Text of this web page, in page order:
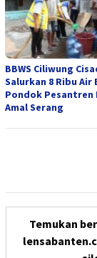
BBWS Ciliwung
Salurkan 8 Ribu Air
Pondok Pesantren
Amal Serang
Temukan